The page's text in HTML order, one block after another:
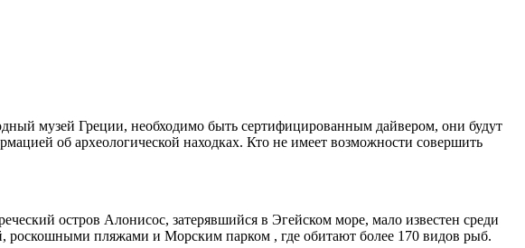
музей Греции, необходимо быть сертифицированным дайвером, они будут
об археологической находках. Кто не имеет возможности совершить
остров Алонисос, затерявшийся в Эгейском море, мало известен среди
роскошными пляжами и Морским парком , где обитают более 170 видов рыб.